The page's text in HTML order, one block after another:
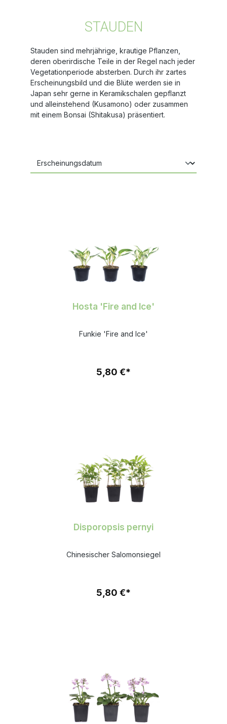
STAUDEN
Stauden sind mehrjährige, krautige Pflanzen,
deren oberirdische Teile in der Regel nach jeder
Vegetationperiode absterben. Durch ihr zartes
Erscheinungsbild und die Blüte werden sie in
Japan sehr gerne in Keramikschalen gepflanzt
und alleinstehend (Kusamono) oder zusammen
mit einem Bonsai (Shitakusa) präsentiert.
Hosta 'Fire and Ice'
Funkie 'Fire and Ice'
5,80 €*
Disporopsis pernyi
Chinesischer Salomonsiegel
5,80 €*